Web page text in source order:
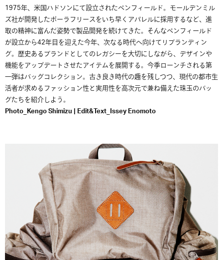
1975年、米国ハドソンにて設立されたペンフィールド。モールデンミル
ズ社が開発したポーラフリースをいち早くアパレルに採用するなど、進
取の精神に富んだ姿勢で製品開発を続けてきた。そんなペンフィールド
が設立から42年目を迎えた今年、次なる時代へ向けてリブランディン
グ。歴史あるブランドとしてのレガシーを大切にしながら、デザインや
機能をアップデートさせたアイテムを展開する。今季ローンチされる第
一弾はバッグコレクション。古き良き時代の趣を残しつつ、現代の都市生
活者が求めるファッション性と実用性を高次元で兼ね備えた珠玉のバッ
グたちを紹介しよう。
Photo_Kengo Shimizu | Edit&Text_Issey Enomoto